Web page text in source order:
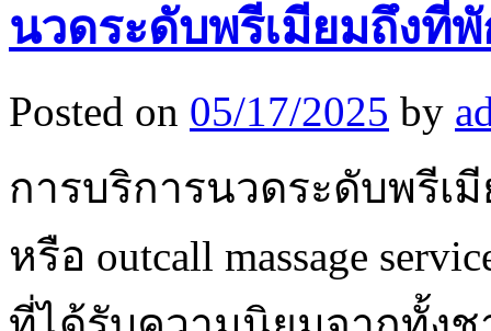
นวดระดับพรีเมียมถึงที่
Posted on 05/17/2025 by
การบริการนวดระดับพรีเ
หรือ outcall massage